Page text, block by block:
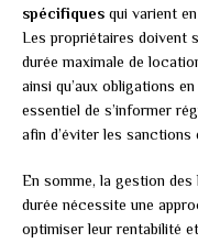
spécifiques qui varient
Les propriétaires doivent
durée maximale de
ainsi qu’aux obligations
essentiel de s’informer
afin d’éviter les
En somme, la gestion
durée nécessite une
optimiser leur rentabilité